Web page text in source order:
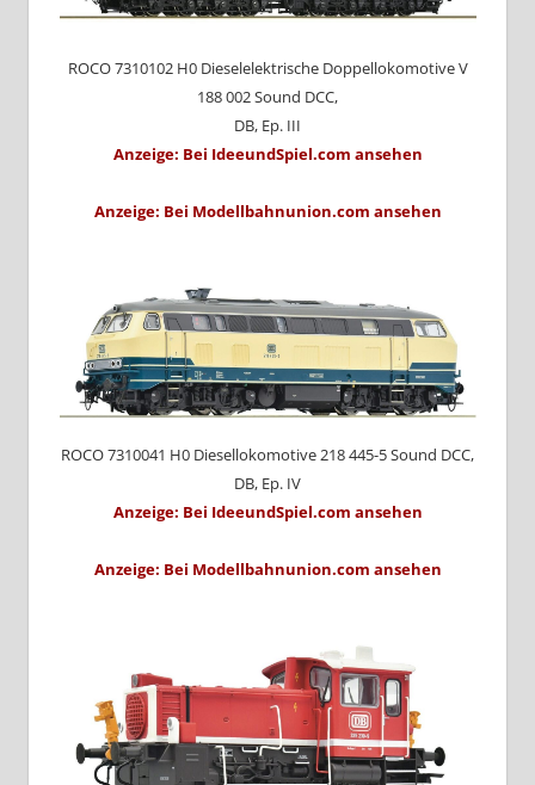
ROCO 7310102 H0 Dieselelektrische Doppellokomotive V
188 002 Sound DCC,
DB, Ep. III
Anzeige: Bei IdeeundSpiel.com ansehen
Anzeige: Bei Modellbahnunion.com ansehen
ROCO 7310041 H0 Diesellokomotive 218 445-5 Sound DCC,
DB, Ep. IV
Anzeige: Bei IdeeundSpiel.com ansehen
Anzeige: Bei Modellbahnunion.com ansehen